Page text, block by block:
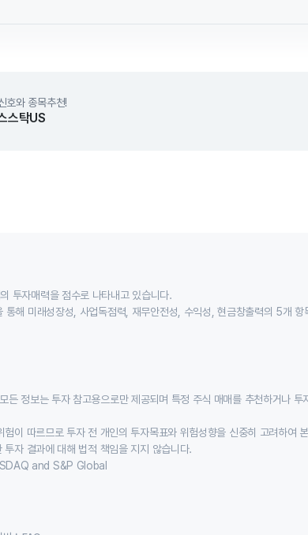
호와 종목추천!
스탁US
투자매력을 점수로 나타내고 있습니다.
통해 미래성장성, 사업독점력, 재무안전성, 수익성, 현금창출력의 5개
든 정보는 투자 참고용으로만 제공되며 특정 주식 매매를 추천하거나
험이 따르므로 투자 전 개인의 투자목표와 위험성향을 신중히 고려하여
투자 결과에 대해 법적 책임을 지지 않습니다.
and S&P Global